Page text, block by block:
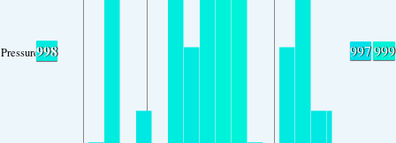
Pressure998 997999